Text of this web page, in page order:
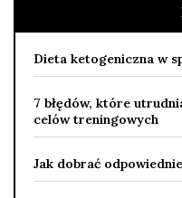
Dieta ketogeniczna w
7 błędów, które
celów treningowych
Jak dobrać